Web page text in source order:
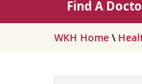
Find A
WKH Home \